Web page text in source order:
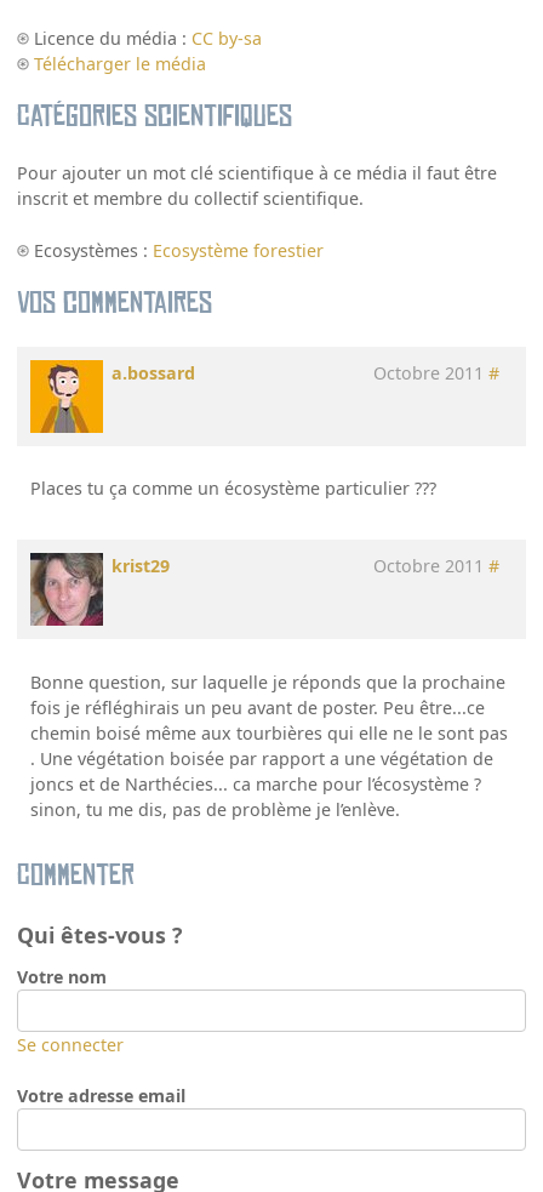
Licence du média : CC by-sa
Télécharger le média
Catégories scientifiques
Pour ajouter un mot clé scientifique à ce média il faut être
inscrit et membre du collectif scientifique.
Ecosystèmes : Ecosystème forestier
Vos commentaires
a.bossard Octobre 2011 #
Places tu ça comme un écosystème particulier ???
krist29 Octobre 2011 #
Bonne question, sur laquelle je réponds que la prochaine
fois je réfléghirais un peu avant de poster. Peu être...ce
chemin boisé même aux tourbières qui elle ne le sont pas
. Une végétation boisée par rapport a une végétation de
joncs et de Narthécies... ca marche pour l’écosystème ?
sinon, tu me dis, pas de problème je l’enlève.
Commenter
Qui êtes-vous ?
Votre nom
Se connecter
Votre adresse email
Votre message